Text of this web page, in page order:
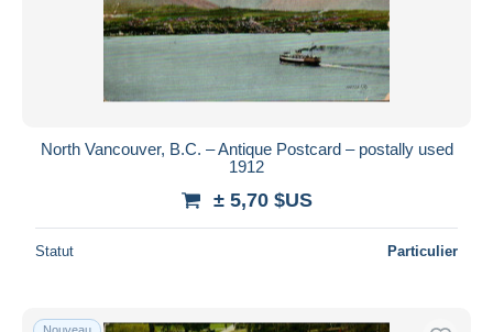
North Vancouver, B.C. – Antique Postcard – postally used
1912
± 5,70 $US
Statut Particulier